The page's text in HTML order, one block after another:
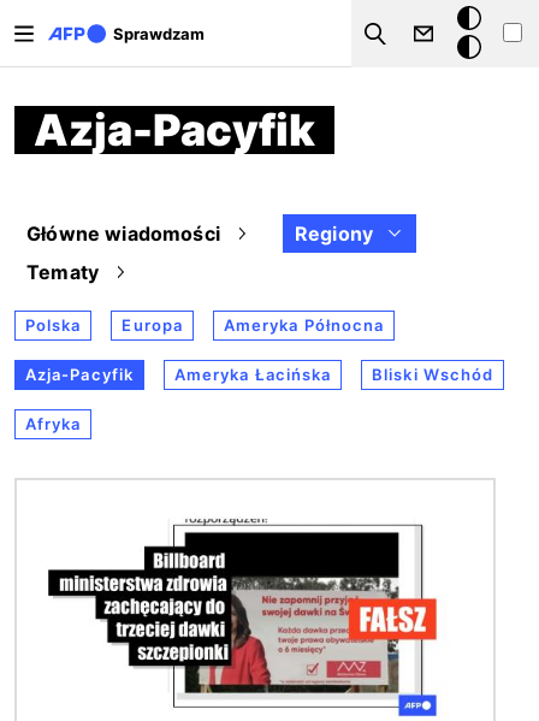
Sprawdzam
Szukaj
Tryb
ciemny
Azja-Pacyfik
Główne wiadomości
Regiony
Tematy
Polska Europa Ameryka Północna
Azja-Pacyfik Ameryka Łacińska Bliski Wschód
Afryka